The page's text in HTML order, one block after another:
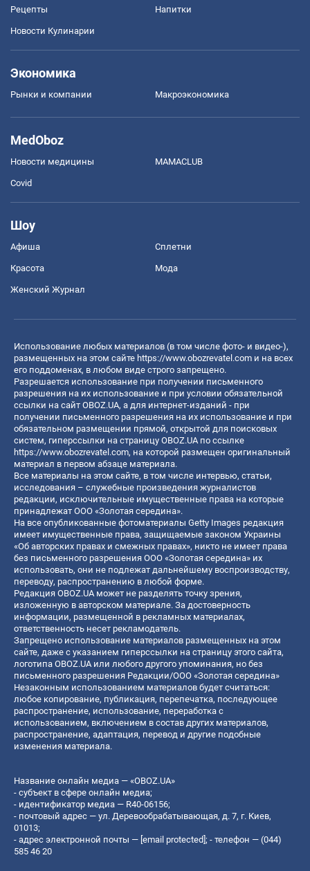
Рецепты Напитки
Новости Кулинарии
Экономика
Рынки и компании Mакроэкономика
MedOboz
Новости медицины MAMACLUB
Covid
Шоу
Афиша Сплетни
Красота Мода
Женский Журнал
Использование любых материалов (в том числе фото- и видео-),
размещенных на этом сайте https://www.obozrevatel.com и на всех
его поддоменах, в любом виде строго запрещено.
Разрешается использование при получении письменного
разрешения на их использование и при условии обязательной
ссылки на сайт OBOZ.UA, а для интернет-изданий - при
получении письменного разрешения на их использование и при
обязательном размещении прямой, открытой для поисковых
систем, гиперссылки на страницу OBOZ.UA по ссылке
https://www.obozrevatel.com, на которой размещен оригинальный
материал в первом абзаце материала.
Все материалы на этом сайте, в том числе интервью, статьи,
исследования – служебные произведения журналистов
редакции, исключительные имущественные права на которые
принадлежат ООО «Золотая середина».
На все опубликованные фотоматериалы Getty Images редакция
имеет имущественные права, защищаемые законом Украины
«Об авторских правах и смежных правах», никто не имеет права
без письменного разрешения ООО «Золотая середина» их
использовать, они не подлежат дальнейшему воспроизводству,
переводу, распространению в любой форме.
Редакция OBOZ.UA может не разделять точку зрения,
изложенную в авторском материале. За достоверность
информации, размещенной в рекламных материалах,
ответственность несет рекламодатель.
Запрещено использование материалов размещенных на этом
сайте, даже с указанием гиперссылки на страницу этого сайта,
логотипа OBOZ.UA или любого другого упоминания, но без
письменного разрешения Редакции/ООО «Золотая середина»
Незаконным использованием материалов будет считаться:
любое копирование, публикация, перепечатка, последующее
распространение, использование, переработка с
использованием, включением в состав других материалов,
распространение, адаптация, перевод и другие подобные
изменения материала.
Название онлайн медиа — «OBOZ.UA»
- субъект в сфере онлайн медиа;
- идентификатор медиа — R40-06156;
- почтовый адрес — ул. Деревообрабатывающая, д. 7, г. Киев,
01013;
- адрес электронной почты — [email protected]; - телефон — (044)
585 46 20